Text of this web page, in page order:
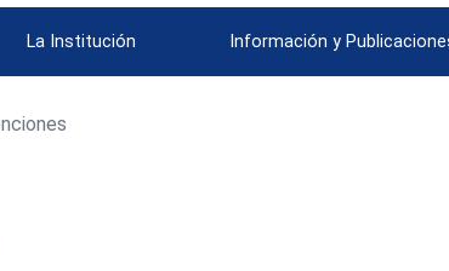
La Institución Información y